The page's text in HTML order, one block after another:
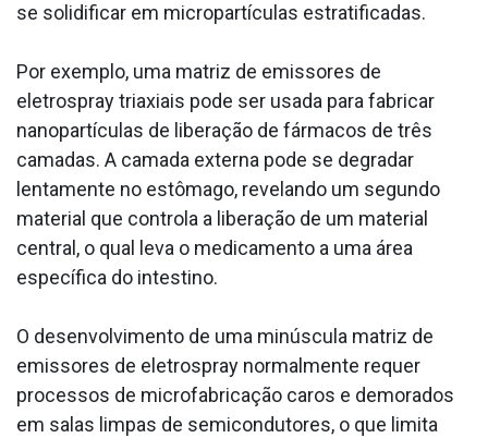
se solidificar em micropartículas estratificadas.
Por exemplo, uma matriz de emissores de
eletrospray triaxiais pode ser usada para fabricar
nanopartículas de liberação de fármacos de três
camadas. A camada externa pode se degradar
lentamente no estômago, revelando um segundo
material que controla a liberação de um material
central, o qual leva o medicamento a uma área
específica do intestino.
O desenvolvimento de uma minúscula matriz de
emissores de eletrospray normalmente requer
processos de microfabricação caros e demorados
em salas limpas de semicondutores, o que limita